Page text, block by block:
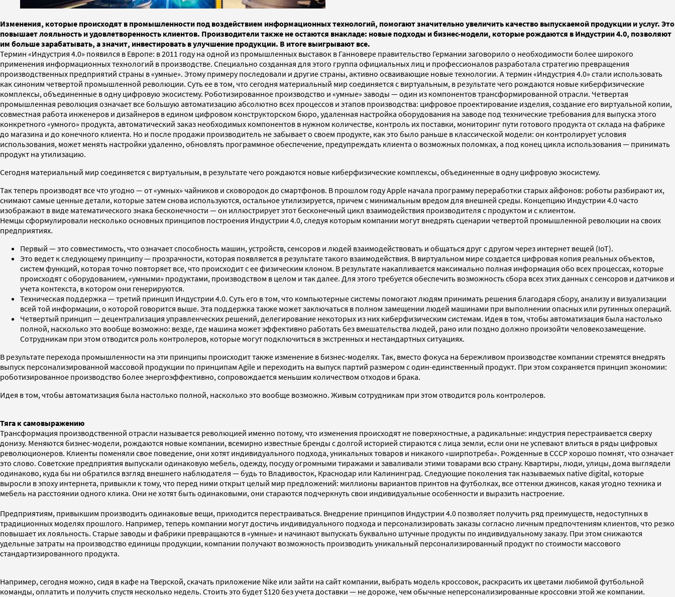
Изменения, которые происходят в промышленности под воздействием информационных технологий, помогают значительно увеличить качество выпускаемой продукции и услуг. Это
повышает лояльность и удовлетворенность клиентов. Производители также не остаются внакладе: новые подходы и бизнес-модели, которые рождаются в Индустрии 4.0, позволяют
им больше зарабатывать, а значит, инвестировать в улучшение продукции. В итоге выигрывают все.
Термин «Индустрия 4.0» появился в Европе: в 2011 году на одной из промышленных выставок в Ганновере правительство Германии заговорило о необходимости более широкого
применения информационных технологий в производстве. Специально созданная для этого группа официальных лиц и профессионалов разработала стратегию превращения
производственных предприятий страны в «умные». Этому примеру последовали и другие страны, активно осваивающие новые технологии. А термин «Индустрия 4.0» стали использовать
как синоним четвертой промышленной революции. Суть ее в том, что сегодня материальный мир соединяется с виртуальным, в результате чего рождаются новые киберфизические
комплексы, объединенные в одну цифровую экосистему. Роботизированное производство и «умные» заводы — один из компонентов трансформированной отрасли. Четвертая
промышленная революция означает все большую автоматизацию абсолютно всех процессов и этапов производства: цифровое проектирование изделия, создание его виртуальной копии,
совместная работа инженеров и дизайнеров в едином цифровом конструкторском бюро, удаленная настройка оборудования на заводе под технические требования для выпуска этого
конкретного «умного» продукта, автоматический заказ необходимых компонентов в нужном количестве, контроль их поставки, мониторинг пути готового продукта от склада на фабрике
до магазина и до конечного клиента. Но и после продажи производитель не забывает о своем продукте, как это было раньше в классической модели: он контролирует условия
использования, может менять настройки удаленно, обновлять программное обеспечение, предупреждать клиента о возможных поломках, а под конец цикла использования — принимать
продукт на утилизацию.
Cегодня материальный мир соединяется с виртуальным, в результате чего рождаются новые киберфизические комплексы, объединенные в одну цифровую экосистему.
Так теперь производят все что угодно — от «умных» чайников и сковородок до смартфонов. В прошлом году Apple начала программу переработки старых айфонов: роботы разбирают их,
снимают самые ценные детали, которые затем снова используются, остальное утилизируется, причем с минимальным вредом для внешней среды. Концепцию Индустрии 4.0 часто
изображают в виде математического знака бесконечности — он иллюстрирует этот бесконечный цикл взаимодействия производителя с продуктом и с клиентом.
Немцы сформулировали несколько основных принципов построения Индустрии 4.0, следуя которым компании могут внедрять сценарии четвертой промышленной революции на своих
предприятиях.
Первый — это совместимость, что означает способность машин, устройств, сенсоров и людей взаимодействовать и общаться друг с другом через интернет вещей (IoT).
Это ведет к следующему принципу — прозрачности, которая появляется в результате такого взаимодействия. В виртуальном мире создается цифровая копия реальных объектов,
систем функций, которая точно повторяет все, что происходит с ее физическим клоном. В результате накапливается максимально полная информация обо всех процессах, которые
происходят с оборудованием, «умными» продуктами, производством в целом и так далее. Для этого требуется обеспечить возможность сбора всех этих данных с сенсоров и датчиков и
учета контекста, в котором они генерируются.
Техническая поддержка — третий принцип Индустрии 4.0. Суть его в том, что компьютерные системы помогают людям принимать решения благодаря сбору, анализу и визуализации
всей той информации, о которой говорится выше. Эта поддержка также может заключаться в полном замещении людей машинами при выполнении опасных или рутинных операций.
Четвертый принцип — децентрализация управленческих решений, делегирование некоторых из них киберфизическим системам. Идея в том, чтобы автоматизация была настолько
полной, насколько это вообще возможно: везде, где машина может эффективно работать без вмешательства людей, рано или поздно должно произойти человекозамещение.
Сотрудникам при этом отводится роль контролеров, которые могут подключиться в экстренных и нестандартных ситуациях.
В результате перехода промышленности на эти принципы происходит также изменение в бизнес-моделях. Так, вместо фокуса на бережливом производстве компании стремятся внедрять
выпуск персонализированной массовой продукции по принципам Agile и переходить на выпуск партий размером с один-единственный продукт. При этом сохраняется принцип экономии:
роботизированное производство более энергоэффективно, сопровождается меньшим количеством отходов и брака.
Идея в том, чтобы автоматизация была настолько полной, насколько это вообще возможно. Живым сотрудникам при этом отводится роль контролеров.
Тяга к самовыражению
Трансформация производственной отрасли называется революцией именно потому, что изменения происходят не поверхностные, а радикальные: индустрия перестраивается сверху
донизу. Меняются бизнес-модели, рождаются новые компании, всемирно известные бренды с долгой историей стираются с лица земли, если они не успевают влиться в ряды цифровых
революционеров. Клиенты поменяли свое поведение, они хотят индивидуального подхода, уникальных товаров и никакого «ширпотреба». Рожденные в СССР хорошо помнят, что означает
это слово. Советские предприятия выпускали одинаковую мебель, одежду, посуду огромными тиражами и заваливали этими товарами всю страну. Квартиры, люди, улицы, дома выглядели
одинаково, куда бы ни обратился взгляд внешнего наблюдателя — будь то Владивосток, Краснодар или Калининград. Следующие поколения так называемых native digital, которые
выросли в эпоху интернета, привыкли к тому, что перед ними открыт целый мир предложений: миллионы вариантов принтов на футболках, все оттенки джинсов, какая угодно техника и
мебель на расстоянии одного клика. Они не хотят быть одинаковыми, они стараются подчеркнуть свои индивидуальные особенности и выразить настроение.
Предприятиям, привыкшим производить одинаковые вещи, приходится перестраиваться. Внедрение принципов Индустрии 4.0 позволяет получить ряд преимуществ, недоступных в
традиционных моделях прошлого. Например, теперь компании могут достичь индивидуального подхода и персонализировать заказы согласно личным предпочтениям клиентов, что резко
повышает их лояльность. Старые заводы и фабрики превращаются в «умные» и начинают выпускать буквально штучные продукты по индивидуальному заказу. При этом снижаются
удельные затраты на производство единицы продукции, компании получают возможность производить уникальный персонализированный продукт по стоимости массового
стандартизированного продукта.
Например, сегодня можно, сидя в кафе на Тверской, скачать приложение Nike или зайти на сайт компании, выбрать модель кроссовок, раскрасить их цветами любимой футбольной
команды, оплатить и получить спустя несколько недель. Стоить это будет $120 без учета доставки — не дороже, чем обычные неперсонализированные кроссовки этой же компании.